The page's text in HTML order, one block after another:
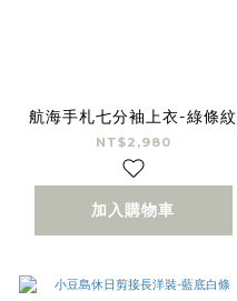
航海手札七分袖上衣-綠條紋
NT$2,980
加入購物車